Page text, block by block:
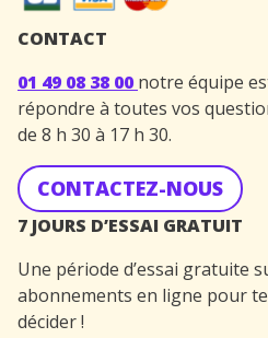
CONTACT
01 49 08 38 00 notre équipe
répondre à toutes vos
de 8 h 30 à 17 h 30.
CONTACTEZ-NOUS
7 JOURS D’ESSAI GRATUIT
Une période d’essai gratuite
abonnements en ligne pour
décider !